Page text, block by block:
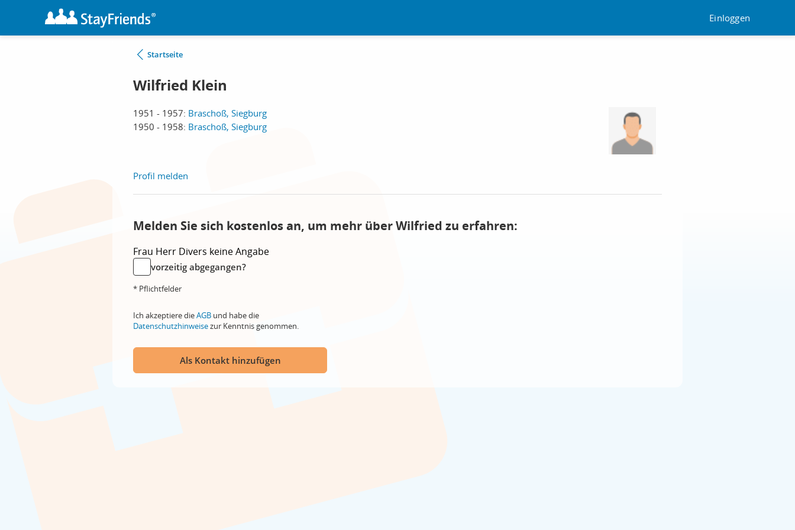
Einloggen
Startseite
Wilfried Klein
1951 - 1957: Braschoß, Siegburg
1950 - 1958: Braschoß, Siegburg
Profil melden
Melden Sie sich kostenlos an, um mehr über Wilfried zu erfahren:
Frau Herr Divers keine Angabe
vorzeitig abgegangen?
* Pflichtfelder
Ich akzeptiere dieAGB und habe die
Datenschutzhinweisezur Kenntnis genommen.
Als Kontakt hinzufügen